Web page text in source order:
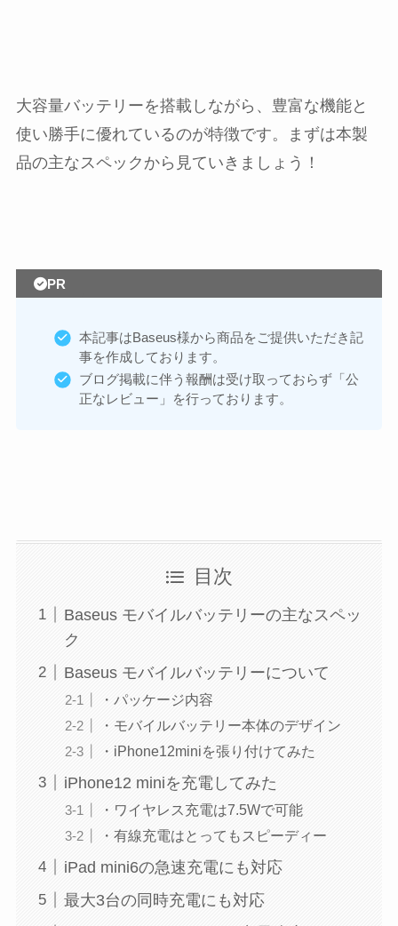
大容量バッテリーを搭載しながら、豊富な機能と
使い勝手に優れているのが特徴です。まずは本製
品の主なスペックから見ていきましょう！
PR
本記事はBaseus様から商品をご提供いただき記
事を作成しております。
ブログ掲載に伴う報酬は受け取っておらず「公
正なレビュー」を行っております。
目次
Baseus モバイルバッテリーの主なスペッ
ク
Baseus モバイルバッテリーについて
・パッケージ内容
・モバイルバッテリー本体のデザイン
・iPhone12miniを張り付けてみた
iPhone12 miniを充電してみた
・ワイヤレス充電は7.5Wで可能
・有線充電はとってもスピーディー
iPad mini6の急速充電にも対応
最大3台の同時充電にも対応